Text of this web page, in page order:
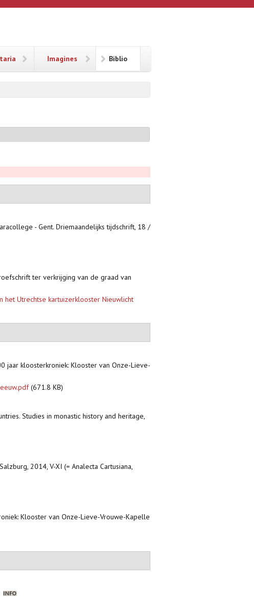
Imagines Biblio
- Gent. Driemaandelijks tijdschrift, 18 /
ter verkrijging van de graad van
het Utrechtse kartuizerklooster Nieuwlicht
jaar kloosterkroniek: Klooster van Onze-Lieve-
(671.8 KB)
Studies in monastic history and heritage,
2014, V-XI (= Analecta Cartusiana,
Klooster van Onze-Lieve-Vrouwe-Kapelle